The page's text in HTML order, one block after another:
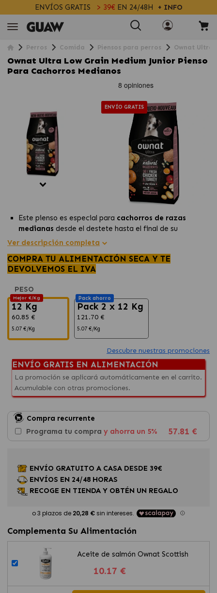
ENVÍOS GRATIS > 39€EN 24/48H + INFO
Perros Comida Piensos para perros Ownat Ultra
Ownat Ultra Low Grain Medium Junior Pienso
Para Cachorros Medianos
ENVÍO GRATIS
Este pienso es especial para cachorros de razas
medianas desde el destete hasta el final de su
crecimiento.
Aporte energético elevado y proteínas
desarrollar musculatura y proporción de calcio y
fósforo para huesos.
crecimiento y desarrollo óptimos.
Ver descripción completa
COMPRA TU ALIMENTACIÓN SECA Y TE
DEVOLVEMOS EL IVA
PESO
Mejor €/Kg
12 Kg
60.85 €
5.07 €/Kg
Pack ahorro
Pack 2 x 12 Kg
121.70 €
5.07 €/Kg
Descubre nuestras promociones
ENVÍO GRATIS EN ALIMENTACIÓN
La promoción se aplicará automáticamente en el carrito.
Acumulable con otras promociones.
Compra recurrente
Programa tu compra y ahorra un 5% 57.81 €
ENVÍO GRATUITO A CASA DESDE 39€
ENVÍOS EN 24/48 HORAS
RECOGE EN TIENDA Y OBTÉN UN REGALO
Complementa Su Alimentación
Aceite de salmón Ownat Scottish
10.17 €